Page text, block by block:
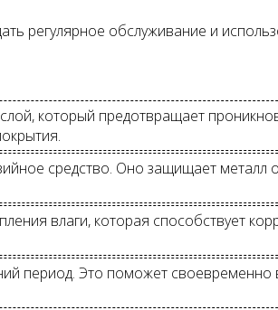
регулярное обслуживание и
который предотвращает
средство. Оно защищает металл
влаги, которая способствует
период. Это поможет